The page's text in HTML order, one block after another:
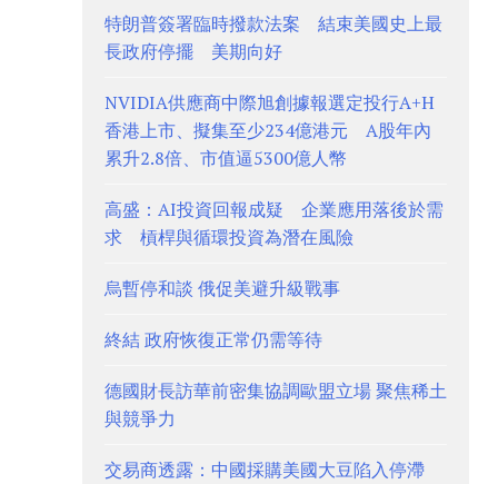
特朗普簽署臨時撥款法案 結束美國史上最
長政府停擺 美期向好
NVIDIA供應商中際旭創據報選定投行A+H
香港上市、擬集至少234億港元 A股年內
累升2.8倍、市值逼5300億人幣
高盛：AI投資回報成疑 企業應用落後於需
求 槓桿與循環投資為潛在風險
烏暫停和談 俄促美避升級戰事
終結 政府恢復正常仍需等待
德國財長訪華前密集協調歐盟立場 聚焦稀土
與競爭力
交易商透露：中國採購美國大豆陷入停滯